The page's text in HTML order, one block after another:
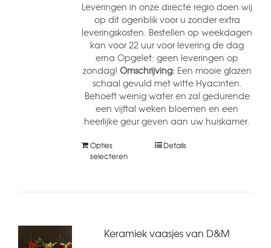
Leveringen in onze directe regio doen wij
op dit ogenblik voor u zonder extra
leveringskosten. Bestellen op weekdagen
kan voor 22 uur voor levering de dag
erna Opgelet: geen leveringen op
zondag! Omschrijving: Een mooie glazen
schaal gevuld met witte Hyacinten.
Behoeft weinig water en zal gedurende
een vijftal weken bloemen en een
heerlijke geur geven aan uw huiskamer.
Opties
selecteren
Details
Keramiek vaasjes van D&M